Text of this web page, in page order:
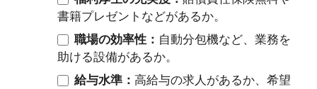
書籍プレゼントなどがあるか。
職場の効率性： 自動分包機など、業務を
助ける設備があるか。
給与水準： 高給与の求人があるか、希望